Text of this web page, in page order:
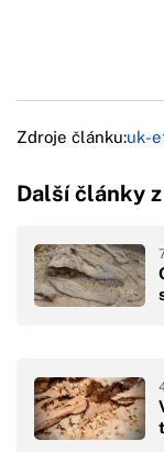
Zdroje článku:uk-
Další články